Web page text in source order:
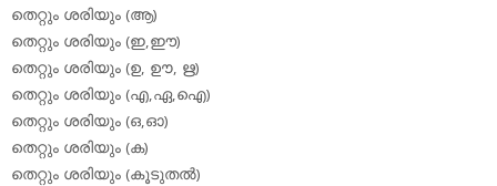
തെറ്റും ശരിയും (ആ)
തെറ്റും ശരിയും (ഇ,ഈ)
തെറ്റും ശരിയും (ഉ, ഊ, ഋ)
തെറ്റും ശരിയും (എ,ഏ,ഐ)
തെറ്റും ശരിയും (ഒ,ഓ)
തെറ്റും ശരിയും (ക)
തെറ്റും ശരിയും (കൂടുതല്‍)